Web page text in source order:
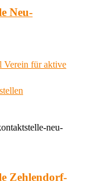
Neu-
Verein für aktive
neu-
Zehlendorf-